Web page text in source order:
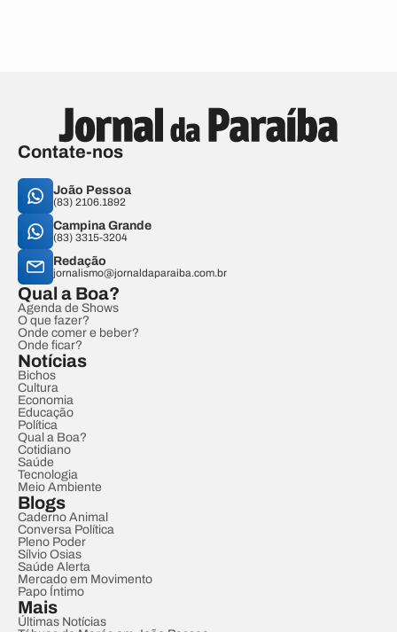
Contate-nos
João Pessoa
(83) 2106.1892
Campina Grande
(83) 3315-3204
Redação
jornalismo@jornaldaparaiba.com.br
Qual a Boa?
Agenda de Shows
O que fazer?
Onde comer e beber?
Onde ficar?
Notícias
Bichos
Cultura
Economia
Educação
Política
Qual a Boa?
Cotidiano
Saúde
Tecnologia
Meio Ambiente
Blogs
Caderno Animal
Conversa Política
Pleno Poder
Sílvio Osias
Saúde Alerta
Mercado em Movimento
Papo Íntimo
Mais
Últimas Notícias